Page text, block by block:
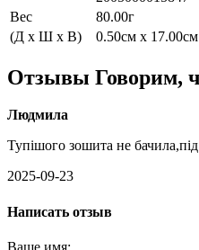
Вес
80.00г
(Д x Ш x В)
0.50см x
Отзывы Говорим,
Людмила
Тупішого зошита не
2025-09-23
Написать отзыв
Ваше имя: